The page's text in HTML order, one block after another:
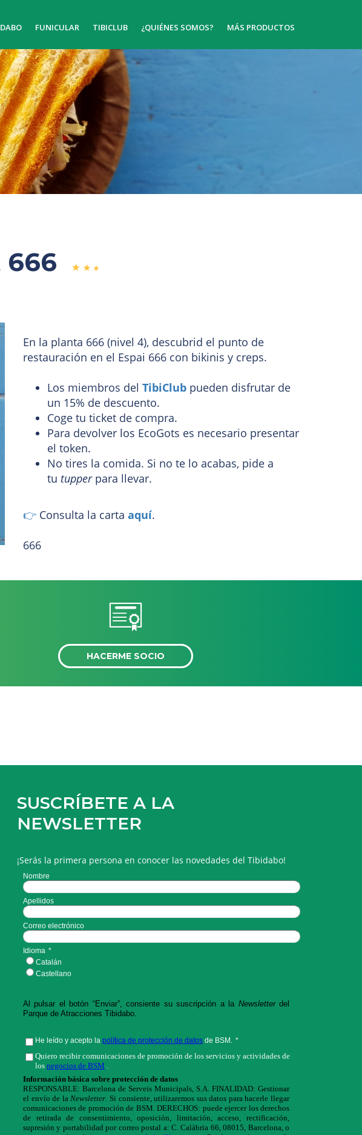
FUNICULAR TIBICLUB ¿QUIÉNES SOMOS? MÁS PRODUCTOS
666
En la planta 666 (nivel 4), descubrid el punto de
restauración en el Espai 666 con bikinis y creps.
Los miembros delTibiClub pueden disfrutar de
un 15% de descuento.
Coge tu ticket de compra.
Para devolver los EcoGots es necesario presentar
el token.
No tires la comida. Si no te lo acabas, pide a
tu tupperpara llevar.
👉 Consulta la cartaaquí.
666
HACERME SOCIO
SUSCRÍBETE A LA
NEWSLETTER
¡Serás la primera persona en conocer las novedades del Tibidabo!